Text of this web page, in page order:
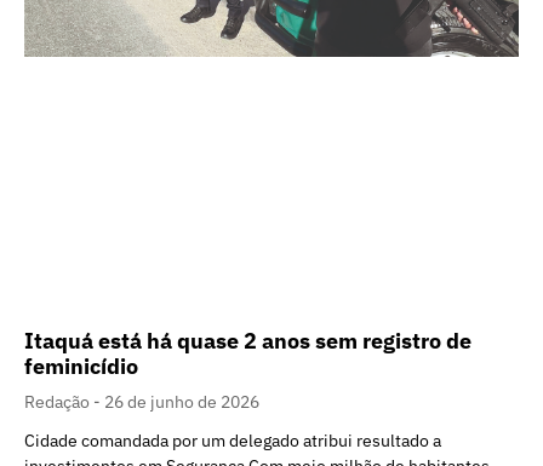
Itaquá está há quase 2 anos sem registro de
feminicídio
Redação
26 de junho de 2026
Cidade comandada por um delegado atribui resultado a